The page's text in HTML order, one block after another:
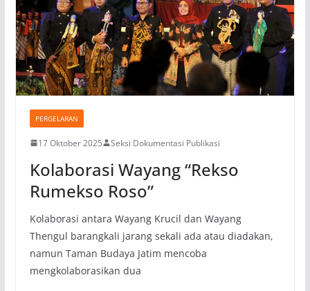
PERGELARAN
17 Oktober 2025 Seksi Dokumentasi Publikasi
Kolaborasi Wayang “Rekso
Rumekso Roso”
Kolaborasi antara Wayang Krucil dan Wayang
Thengul barangkali jarang sekali ada atau diadakan,
namun Taman Budaya Jatim mencoba
mengkolaborasikan dua